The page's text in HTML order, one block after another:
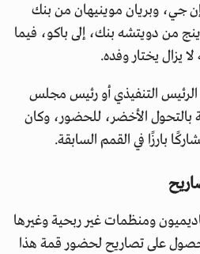
جي، وبريان موينيهان من بنك
من دويتشه بنك، إلى باكو، فيما
يزال يختار وفده.
التنفيذي أو رئيس مجلس
بالتحول الأخضر، للحضور، وكان
بارزًا في القمم السابقة.
ومنظمات غير ربحية وغيرها
على تصاريح لحضور قمة هذا